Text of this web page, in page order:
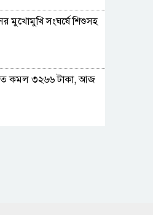
মুখোমুখি সংঘর্ষে শিশুসহ
কমল ৩২৬৬ টাকা, আজ